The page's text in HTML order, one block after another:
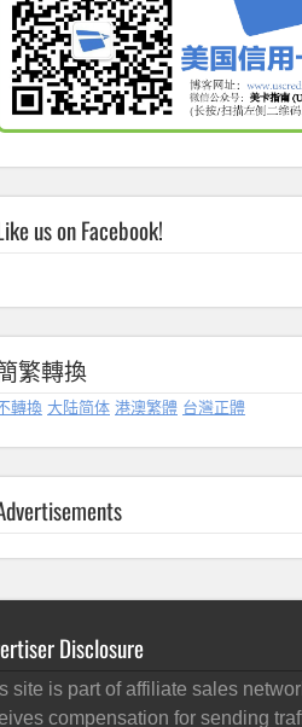
us on Facebook!
繁轉換
轉換 大陆简体 港澳繁體 台灣正體
Disclosure
site is part of affiliate sales
compensation for sending